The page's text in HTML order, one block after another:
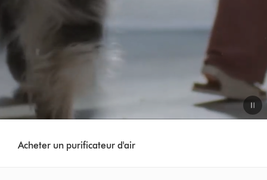
Acheter un purificateur d'air